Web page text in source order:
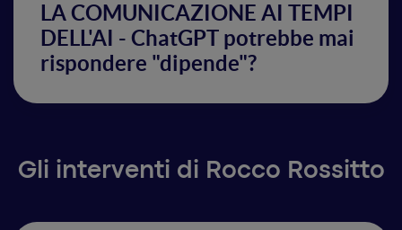
LA COMUNICAZIONE AI TEMPI
DELL'AI - ChatGPT potrebbe mai
rispondere "dipende"?
Gli interventi di Rocco Rossitto